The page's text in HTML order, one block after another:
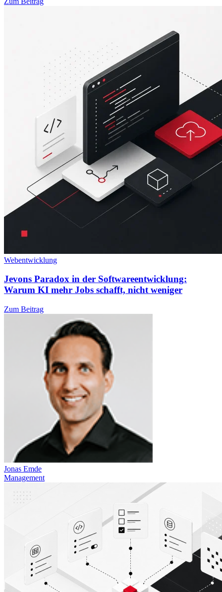
Webentwicklung
Jevons Paradox in der Softwareentwicklung:
Warum KI mehr Jobs schafft, nicht weniger
Zum Beitrag
Jonas Emde
Management